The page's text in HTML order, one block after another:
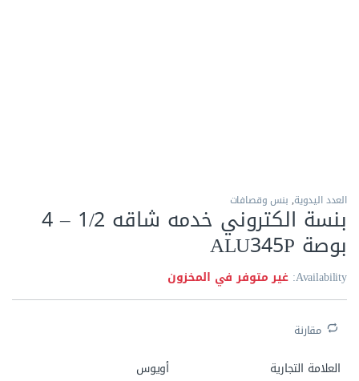
العدد اليدوية, بنس وقصافات
بنسة الكتروني خدمه شاقه 1/2 – 4
بوصة ALU345P
Availability: غير متوفر في المخزون
مقارنة
العلامة التجارية
أويوس